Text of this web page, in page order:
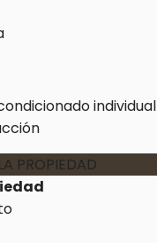
individual
PROPIEDAD